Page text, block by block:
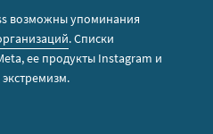
возможны упоминания
. Списки
ее продукты Instagram и